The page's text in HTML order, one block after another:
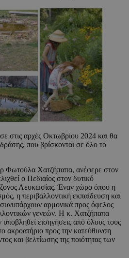
στις αρχές Οκτωβρίου 2024 και θα
που βρίσκονται σε όλο το
Φωτούλα Χατζήπαπα, ανέφερε στον
ο Πεδιαίος στον δυτικό
Λευκωσίας. Έναν χώρο όπου η
η περιβαλλοντική εκπαίδευση και
αρμονικά προς όφελος
γενεών. Η κ. Χατζήπαπα
εισηγήσεις από όλους τους
ακροατήριο προς την κατεύθυνση
και βελτίωσης της ποιότητας των